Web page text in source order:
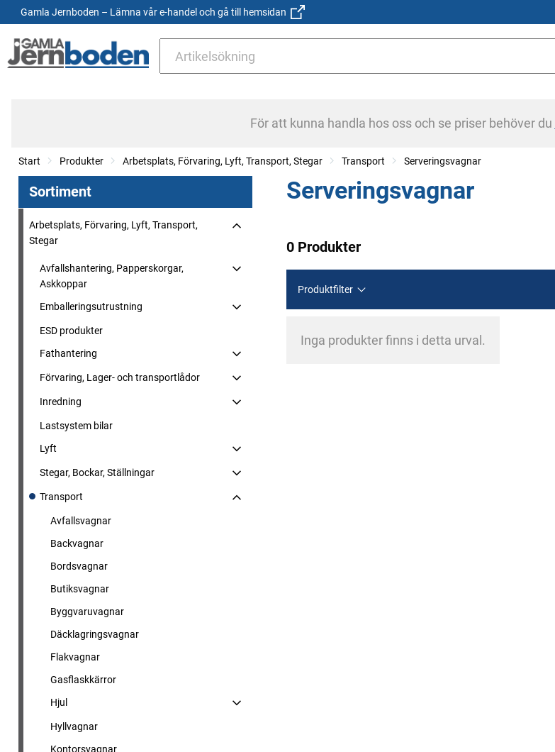
Gamla Jernboden – Lämna vår e-handel och gå till hemsidan
För att kunna handla hos oss och se priser behöver du
Start Produkter Arbetsplats, Förvaring, Lyft, Transport, Stegar Transport Serveringsvagnar
Sortiment
Arbetsplats, Förvaring, Lyft, Transport,
Stegar
Avfallshantering, Papperskorgar,
Askkoppar
Emballeringsutrustning
ESD produkter
Fathantering
Förvaring, Lager- och transportlådor
Inredning
Lastsystem bilar
Lyft
Stegar, Bockar, Ställningar
Transport
Avfallsvagnar
Backvagnar
Bordsvagnar
Butiksvagnar
Byggvaruvagnar
Däcklagringsvagnar
Flakvagnar
Gasflaskkärror
Hjul
Hyllvagnar
Kontorsvagnar
Serveringsvagnar
0 Produkter
Produktfilter
Inga produkter finns i detta urval.